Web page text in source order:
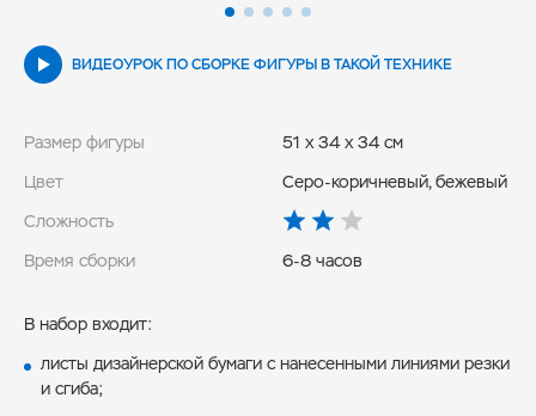
ВИДЕОУРОК ПО СБОРКЕ ФИГУРЫ В ТАКОЙ ТЕХНИКЕ
Размер фигуры
51 x 34 x 34 см
Цвет
Серо-коричневый, бежевый
Сложность
Время сборки
6-8 часов
В набор входит:
листы дизайнерской бумаги с нанесенными линиями резки
и сгиба;